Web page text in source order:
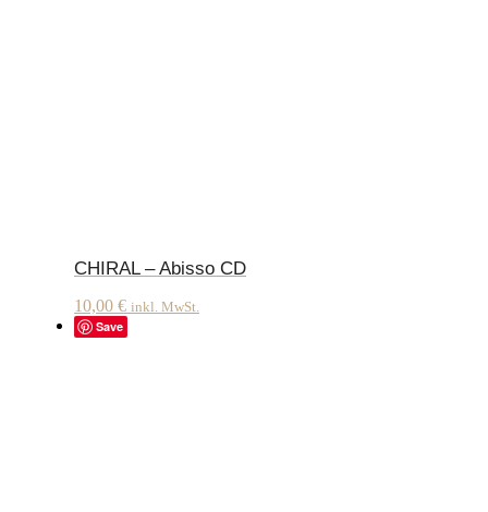
CHIRAL – Abisso CD
10,00 € inkl. MwSt.
Save